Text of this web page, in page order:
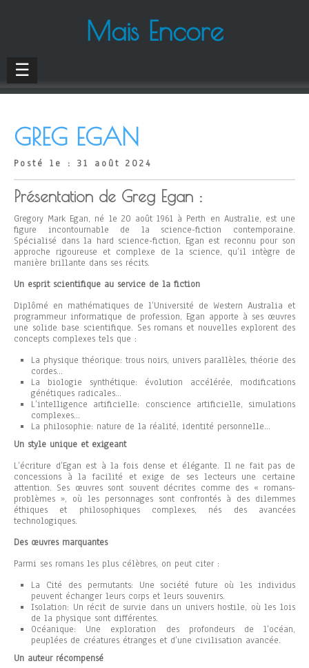
Mais Encore
☰
GREG EGAN
Posté le : 31 août 2024
Présentation de Greg Egan :
Gregory Mark Egan, né le 20 août 1961 à Perth en Australie, est une
figure incontournable de la science-fiction contemporaine.
Spécialisé dans la hard science-fiction, Egan est reconnu pour son
approche rigoureuse et complexe de la science, qu’il intègre de
manière brillante dans ses récits.
Un esprit scientifique au service de la fiction
Diplômé en mathématiques de l’Université de Western Australia et
programmeur informatique de profession, Egan apporte à ses œuvres
une solide base scientifique. Ses romans et nouvelles explorent des
concepts complexes tels que :
La physique théorique: trous noirs, univers parallèles, théorie des
cordes…
La biologie synthétique: évolution accélérée, modifications
génétiques radicales…
L’intelligence artificielle: conscience artificielle, simulations
complexes…
La philosophie: nature de la réalité, identité personnelle…
Un style unique et exigeant
L’écriture d’Egan est à la fois dense et élégante. Il ne fait pas de
concessions à la facilité et exige de ses lecteurs une certaine
attention. Ses œuvres sont souvent décrites comme des « romans-
problèmes », où les personnages sont confrontés à des dilemmes
éthiques et philosophiques complexes, nés des avancées
technologiques.
Des œuvres marquantes
Parmi ses romans les plus célèbres, on peut citer :
La Cité des permutants: Une société future où les individus
peuvent échanger leurs corps et leurs souvenirs.
Isolation: Un récit de survie dans un univers hostile, où les lois
de la physique sont différentes.
Océanique: Une exploration des profondeurs de l’océan,
peuplées de créatures étranges et d’une civilisation avancée.
Un auteur récompensé